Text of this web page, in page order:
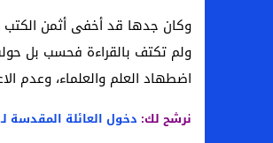
وكان جدها قد أخفى أثمن الكتب
ولم تكتف بالقراءة فحسب بل
اضطهاد العلم والعلماء، وعدم
نرشح لك: دخول العائلة المقدسة